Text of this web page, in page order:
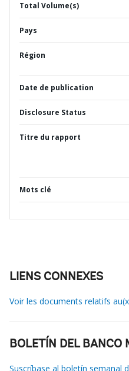
Total Volume(s)
Pays
Région
Date de publication
Disclosure Status
Titre du rapport
Mots clé
LIENS CONNEXES
Voir les documents relatifs
BOLETÍN DEL BANCO
Suscríbase al boletín semanal